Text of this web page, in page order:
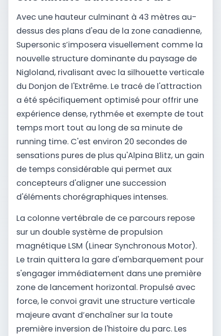
Avec une hauteur culminant à 43 mètres au-
dessus des plans d'eau de la zone canadienne,
Supersonic s’imposera visuellement comme la
nouvelle structure dominante du paysage de
Nigloland, rivalisant avec la silhouette verticale
du Donjon de l'Extrême. Le tracé de l'attraction
a été spécifiquement optimisé pour offrir une
expérience dense, rythmée et exempte de tout
temps mort tout au long de sa minute de
running time. C'est environ 20 secondes de
sensations pures de plus qu'Alpina Blitz, un gain
de temps considérable qui permet aux
concepteurs d'aligner une succession
d'éléments chorégraphiques intenses.
La colonne vertébrale de ce parcours repose
sur un double système de propulsion
magnétique LSM (Linear Synchronous Motor).
Le train quittera la gare d'embarquement pour
s'engager immédiatement dans une première
zone de lancement horizontal. Propulsé avec
force, le convoi gravit une structure verticale
majeure avant d’enchaîner sur la toute
première inversion de l'histoire du parc. Les